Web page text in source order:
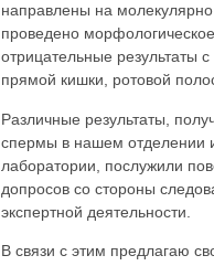
направлены на молекулярно
проведено
отрицательные
прямой кишки, ротовой
Различные результаты,
спермы в нашем отделении
лаборатории, послужили
допросов со стороны
экспертной деятельности.
В связи с этим предлагаю